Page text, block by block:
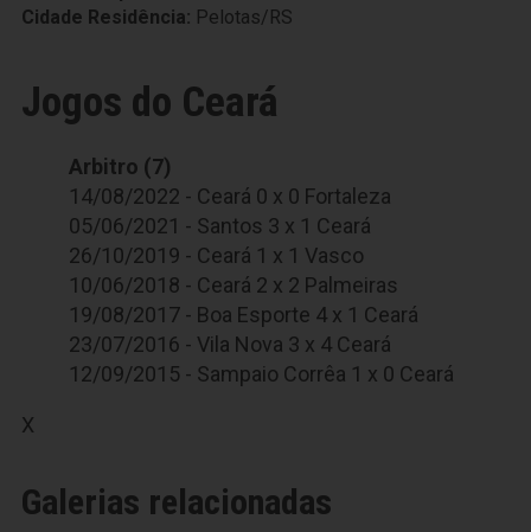
Cidade Residência: Pelotas/RS
Jogos do Ceará
Arbitro (7)
14/08/2022 - Ceará 0 x 0 Fortaleza
05/06/2021 - Santos 3 x 1 Ceará
26/10/2019 - Ceará 1 x 1 Vasco
10/06/2018 - Ceará 2 x 2 Palmeiras
19/08/2017 - Boa Esporte 4 x 1 Ceará
23/07/2016 - Vila Nova 3 x 4 Ceará
12/09/2015 - Sampaio Corrêa 1 x 0 Ceará
X
Galerias relacionadas